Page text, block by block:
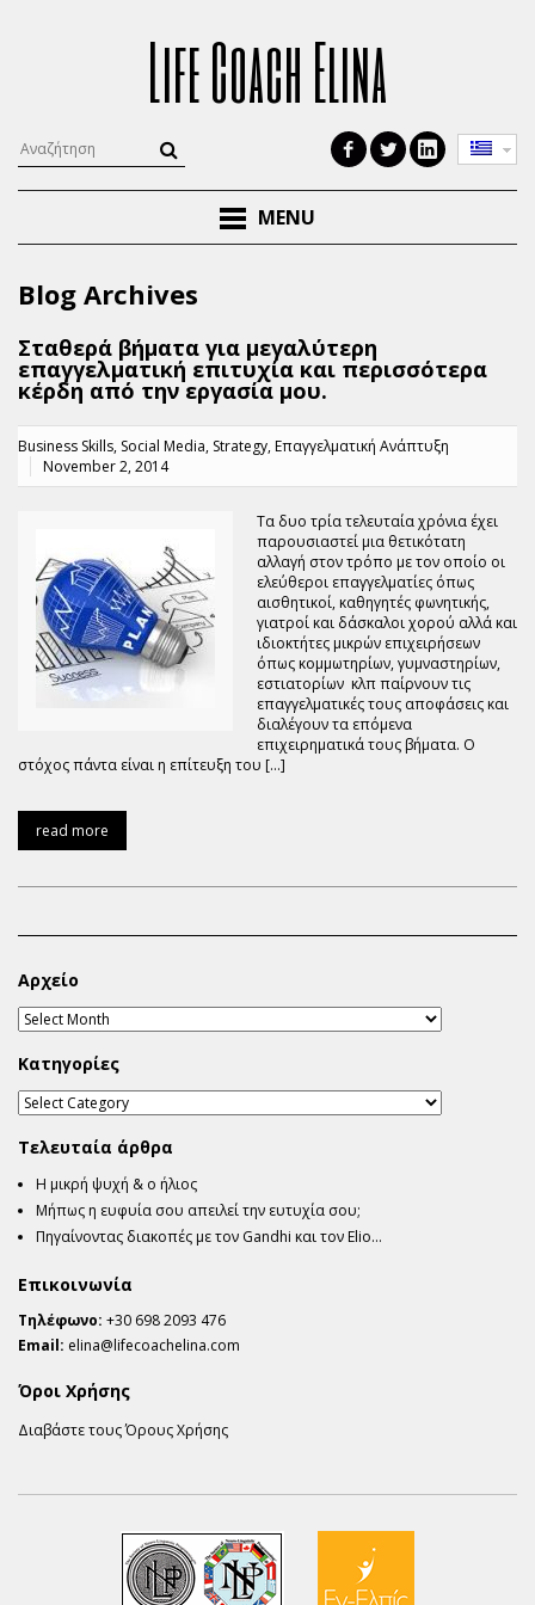
Life Coach Elina
MENU
Blog Archives
Σταθερά βήματα για μεγαλύτερη
επαγγελματική επιτυχία και περισσότερα
κέρδη από την εργασία μου.
Business Skills, Social Media, Strategy,Επαγγελματική Ανάπτυξη
November 2, 2014
Τα δυο τρία τελευταία χρόνια έχει
παρουσιαστεί μια θετικότατη
αλλαγή στον τρόπο με τον οποίο οι
ελεύθεροι επαγγελματίες όπως
αισθητικοί, καθηγητές φωνητικής,
γιατροί και δάσκαλοι χορού αλλά και
ιδιοκτήτες μικρών επιχειρήσεων
όπως κομμωτηρίων, γυμναστηρίων,
εστιατορίων κλπ παίρνουν τις
επαγγελματικές τους αποφάσεις και
διαλέγουν τα επόμενα
επιχειρηματικά τους βήματα. Ο
στόχος πάντα είναι η επίτευξη του […]
read more
Αρχείο
Κατηγορίες
Τελευταία άρθρα
Η μικρή ψυχή & ο ήλιος
Μήπως η ευφυία σου απειλεί την ευτυχία σου;
Πηγαίνοντας διακοπές με τον Gandhi και τον Elio…
Επικοινωνία
Τηλέφωνο: +30 698 2093 476
Email: elina@lifecoachelina.com
Όροι Χρήσης
Διαβάστε τους Όρους Χρήσης